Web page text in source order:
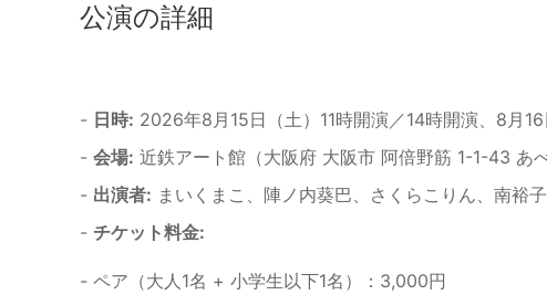
公演の詳細
- 日時: 2026年8月15日（土）11時開演／14時開演、8月
- 会場: 近鉄アート館（大阪府 大阪市 阿倍野筋 1-1-43 あ
- 出演者: まいくまこ、陣ノ内葵巴、さくらこりん、南裕
- チケット料金:
- ペア（大人1名 + 小学生以下1名）：3,000円